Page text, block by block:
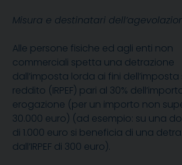
Misura e destinatari
Alle persone fisiche ed agli enti non
commerciali spetta una detrazione
dall’imposta lorda ai fini dell’imposta
reddito (IRPEF) pari al 30%
erogazione (per un importo non
30.000 euro) (ad esempio: su una
di 1.000 euro si beneficia di una
dall’IRPEF di 300 euro).